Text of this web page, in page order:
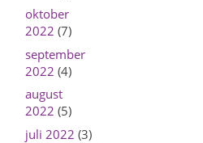
oktober
2022 (7)
september
2022 (4)
august
2022 (5)
juli 2022 (3)